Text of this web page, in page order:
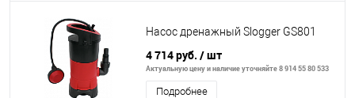
Насос дренажный Slogger GS801
4 714 руб. / шт
Актуальную цену и наличие уточняйте 8 914 55 80 533
Подробнее